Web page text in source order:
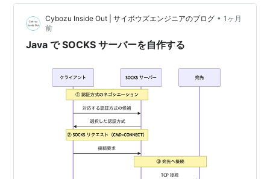
のプラットフォーム上で動作する。
Java アプリケーションプログラミングインターフェ
イス (Java Application Programming Interface;
Java 仮想マシンは、上述の Java のクラスファイルに
記述されたバイトコードを実行するための仮装的なマシ
ンである。 Java API は、すぐに使える多くの有用な機
program is available in your PATH sys…
Cybozu Inside Out | サイボウズエンジニアのブログ • 1ヶ月
前
Java で SOCKS サーバーを自作する